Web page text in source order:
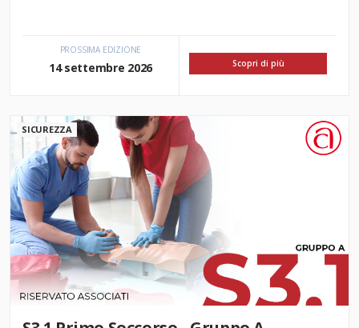
PROSSIMA EDIZIONE
14 settembre 2026 Scopri di più
SICUREZZA